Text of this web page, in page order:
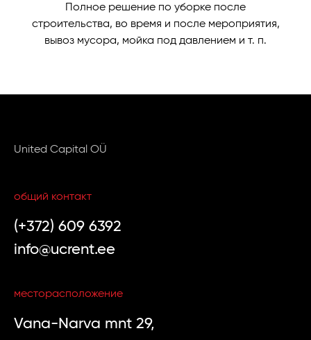
Полное решение по уборке после
строительства, во время и после мероприятия,
вывоз мусора, мойка под давлением и т. п.
United Capital OÜ
общий контакт
(+372) 609 6392
info@ucrent.ee
месторасположение
Vana-Narva mnt 29,